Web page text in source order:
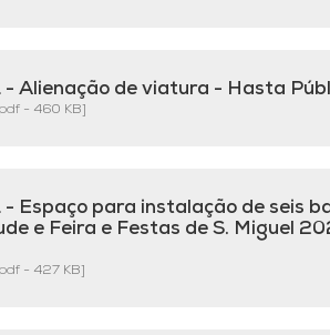
- Alienação de viatura - Hasta
- 460 KB]
- Espaço para instalação de seis
e Feira e Festas de S. Miguel
- 427 KB]